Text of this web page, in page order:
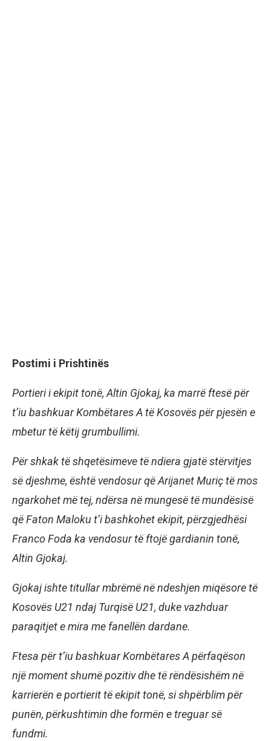
Postimi i Prishtinës
Portieri i ekipit tonë, Altin Gjokaj, ka marrë ftesë për
t’iu bashkuar Kombëtares A të Kosovës për pjesën e
mbetur të këtij grumbullimi.
Për shkak të shqetësimeve të ndiera gjatë stërvitjes
së djeshme, është vendosur që Arijanet Muriç të mos
ngarkohet më tej, ndërsa në mungesë të mundësisë
që Faton Maloku t’i bashkohet ekipit, përzgjedhësi
Franco Foda ka vendosur të ftojë gardianin tonë,
Altin Gjokaj.
Gjokaj ishte titullar mbrëmë në ndeshjen miqësore të
Kosovës U21 ndaj Turqisë U21, duke vazhduar
paraqitjet e mira me fanellën dardane.
Ftesa për t’iu bashkuar Kombëtares A përfaqëson
një moment shumë pozitiv dhe të rëndësishëm në
karrierën e portierit të ekipit tonë, si shpërblim për
punën, përkushtimin dhe formën e treguar së
fundmi.